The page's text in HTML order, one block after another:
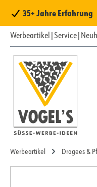
Hauptinhalt springen
Zur Suche springen
Zur Hauptnavigation
35+ Jahre Erfahrung
Werbeartikel Service
Werbeartikel Dragees &